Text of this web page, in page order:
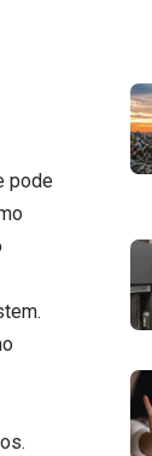
pode